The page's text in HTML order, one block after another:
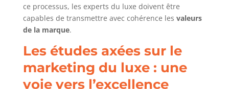
ce processus, les experts du luxe doivent être
capables de transmettre avec cohérence les valeurs
de la marque.
Les études axées sur le
marketing du luxe : une
voie vers l’excellence